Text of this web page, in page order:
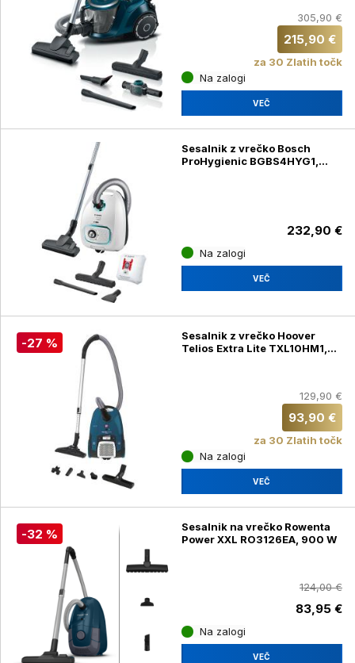
305,90 €
215,90 €
za 30 Zlatih točk
Na zalogi
VEČ
Sesalnik z vrečko Bosch
ProHygienic BGBS4HYG1,
232,90 €
Na zalogi
VEČ
-27 %
Sesalnik z vrečko Hoover
Telios Extra Lite TXL10HM1,
129,90 €
93,90 €
za 30 Zlatih točk
Na zalogi
VEČ
-32 %
Sesalnik na vrečko Rowenta
Power XXL RO3126EA, 900 W
124,00 €
83,95 €
Na zalogi
VEČ